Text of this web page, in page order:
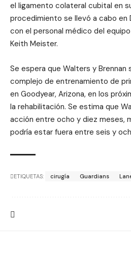
el ligamento colateral cubital en
procedimiento se llevó a cabo en
con el personal médico del
Keith Meister.
Se espera que Walters y Brennan
complejo de entrenamiento de
en Goodyear, Arizona, en los
la rehabilitación. Se estima que
acción entre ocho y diez meses,
podría estar fuera entre seis y
ETIQUETAS: cirugía Guardians